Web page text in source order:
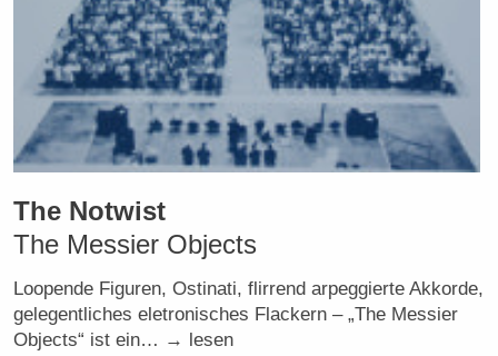
The Notwist
The Messier Objects
Loopende Figuren, Ostinati, flirrend arpeggierte Akkorde,
gelegentliches eletronisches Flackern – „The Messier
Objects“ ist ein… → lesen